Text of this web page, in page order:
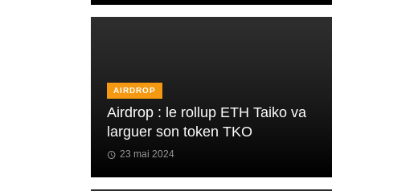
AIRDROP
Airdrop : le rollup ETH Taiko va
larguer son token TKO
23 mai 2024